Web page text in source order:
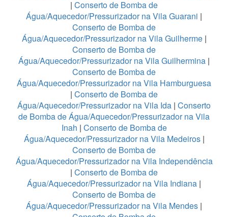
| Conserto de Bomba de
Água/Aquecedor/Pressurizador na Vila Guarani |
Conserto de Bomba de
Água/Aquecedor/Pressurizador na Vila Guilherme|
Conserto de Bomba de
Água/Aquecedor/Pressurizador na Vila Guilhermina |
Conserto de Bomba de
Água/Aquecedor/Pressurizador na Vila Hamburguesa
| Conserto de Bomba de
Água/Aquecedor/Pressurizador na Vila Ida | Conserto
de Bomba de Água/Aquecedor/Pressurizador na Vila
Inah | Conserto de Bomba de
Água/Aquecedor/Pressurizador na Vila Medeiros|
Conserto de Bomba de
Água/Aquecedor/Pressurizador na Vila Independência
| Conserto de Bomba de
Água/Aquecedor/Pressurizador na Vila Indiana |
Conserto de Bomba de
Água/Aquecedor/Pressurizador na Vila Mendes |